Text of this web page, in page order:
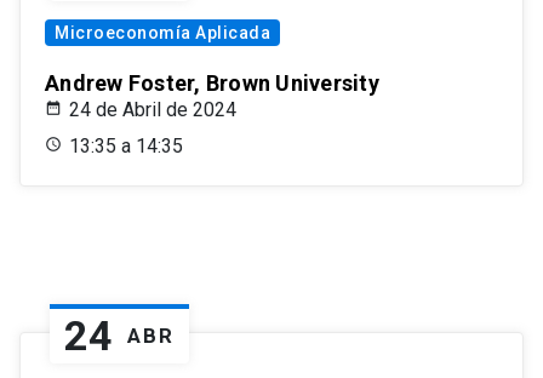
Microeconomía Aplicada
Andrew Foster, Brown University
24 de Abril de 2024
13:35 a 14:35
24 ABR